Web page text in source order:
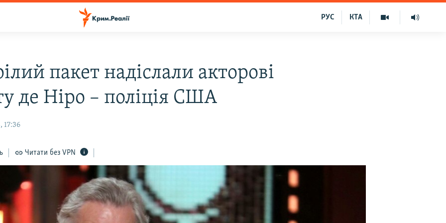
КТА
РУС
пакет надіслали акторові
де Ніро – поліція США
17:36
Читати без VPN